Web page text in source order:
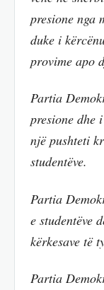
presione nga
duke i
provime apo
Partia
presione dhe
një pushteti
studentëve.
Partia
e studentëve
kërkesave të
Partia